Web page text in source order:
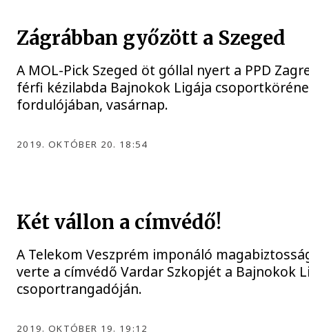
Zágrábban győzött a Szeged
A MOL-Pick Szeged öt góllal nyert a PPD
férfi kézilabda Bajnokok Ligája
fordulójában, vasárnap.
2019. OKTÓBER 20. 18:54
Két vállon a címvédő!
A Telekom Veszprém imponáló
verte a címvédő Vardar Szkopjét a Bajnokok
csoportrangadóján.
2019. OKTÓBER 19. 19:12